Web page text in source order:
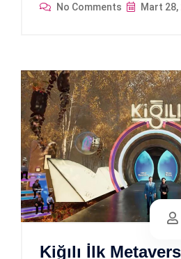
No Comments Mart 28,
Kiğılı İlk